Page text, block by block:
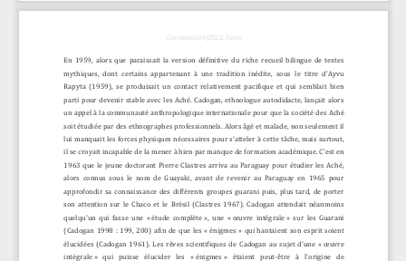
Conceφtos 0 6|2022. Va ria
En  1959,  alors  que  paraissait  la  version  définitive  du  riche  recueil  bilingue  de  textes
mythiques,  dont  certains  appartenant  à  une  tradition  inédite,  sous  le  titre  d'Ayvu
Rapyta  (1959),  se  produisait  un  contact  relativement  pacifique  et  qui  semblait  bien
parti  pour  devenir  stable  avec  les  Aché.  Cadogan,  ethnologue  autodidacte,  lançait  alors
un appel à la communauté anthropologique internationale pour que la société des Aché
soit étudiée par des ethnographes professionnels. Alors âgé et malade, non seulement il
lui manquait les forces physiques nécessaires pour s’atteler à cette tâche, mais surtout,
il se croyait incapable de la mener à bien par manque de formation académique. C’est en
1963  que  le  jeune  doctorant  Pierre  Clastres  arriva  au  Paraguay  pour  étudier  les  Aché,
alors  connus  sous  le  nom  de  Guayaki,  avant  de  revenir  au  Paraguay  en  1965  pour
approfondir  sa  connaissance  des  différents  groupes  guarani  puis,
plus  tard,  de  porter
son  attention  sur  le  Chaco  et  le  Brésil  (Clastres  1967).  Cadogan  attendait  néanmoins
quelqu’un  qui  fasse  une  « étude  complète »,  une  « œuvre  intégrale »  sur  les  Guarani
(Cadogan  1998  :  199,  200)  afin  de  que  les  « énigmes »  qui  hantaient  son  esprit  soient
élucidées (Cadogan 1961). Les rêves scientifiques de Cadogan au sujet d’une « œuvre
intégrale »   qui   puisse   élucider   les   « énigmes »   étaient   peut-être  à  l’origine  de